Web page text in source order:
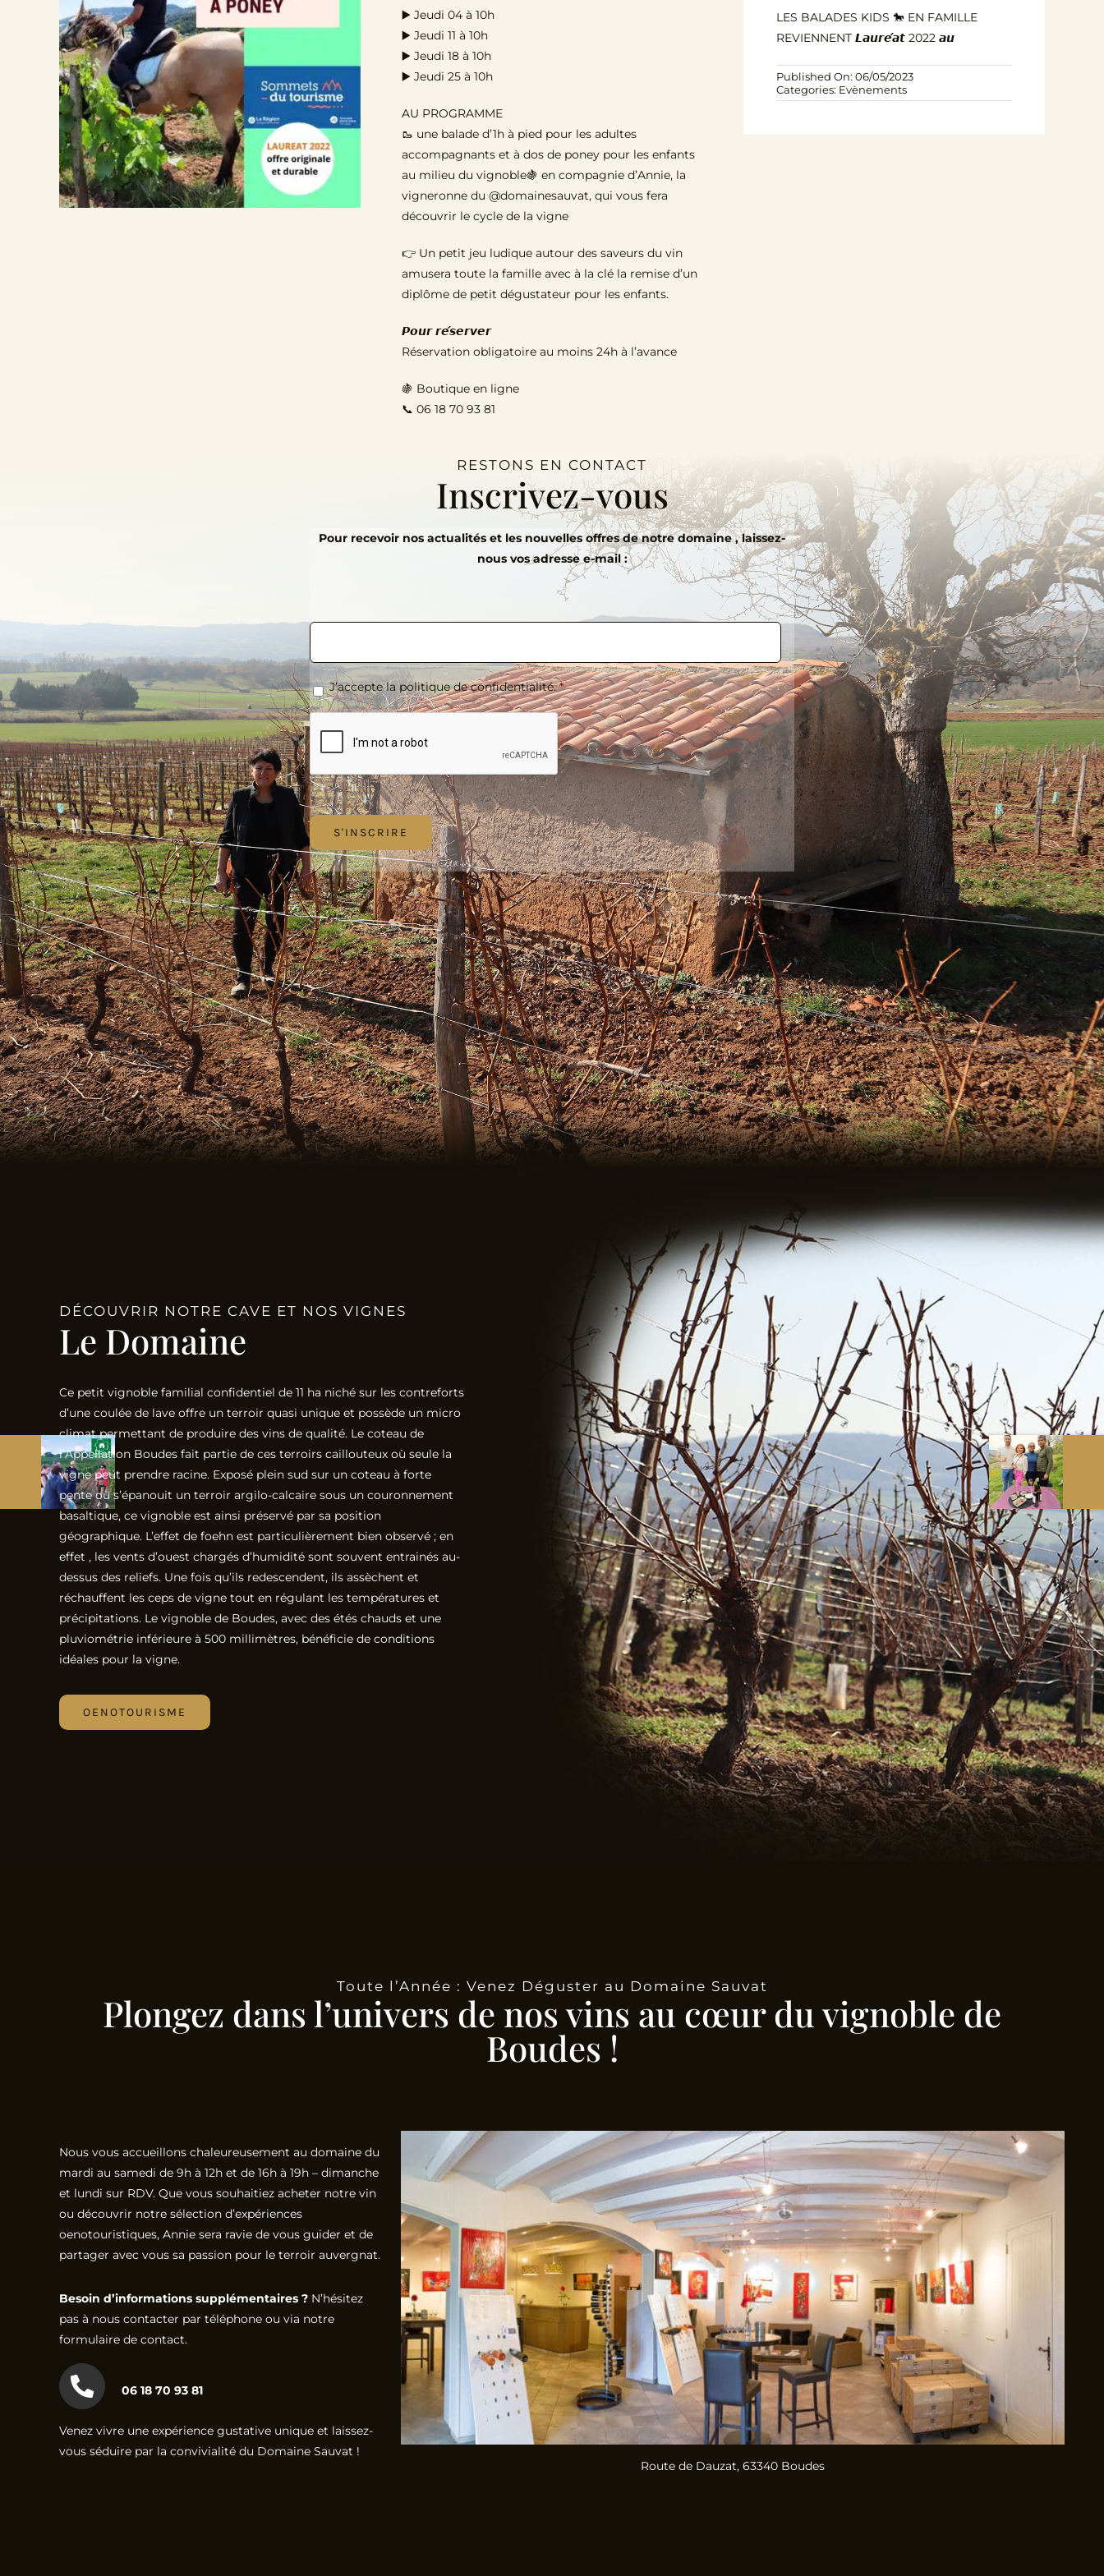
▶️ Jeudi 04 à 10h
▶️ Jeudi 11 à 10h
▶️ Jeudi 18 à 10h
▶️ Jeudi 25 à 10h
AU PROGRAMME
🥾 une balade d’1h à pied pour les adultes
accompagnants et à dos de poney pour les enfants
au milieu du vignoble🍇 en compagnie d’Annie, la
vigneronne du @domainesauvat, qui vous fera
découvrir le cycle de la vigne
👉 Un petit jeu ludique autour des saveurs du vin
amusera toute la famille avec à la clé la remise d’un
diplôme de petit dégustateur pour les enfants.
𝙋𝙤𝙪𝙧 𝙧𝙚́𝙨𝙚𝙧𝙫𝙚𝙧
Réservation obligatoire au moins 24h à l’avance
🍇 Boutique en ligne
📞 06 18 70 93 81
LES BALADES KIDS 🐎 EN FAMILLE
REVIENNENT 𝙇𝙖𝙪𝙧𝙚́𝙖𝙩 2022 𝙖𝙪
Published On: 06/05/2023
Categories: Evènements
RESTONS EN CONTACT
Inscrivez-vous
Pour recevoir nos actualités et les nouvelles offres de notre domaine , laissez-
nous vos adresse e-mail :
E-
RGPD *
J’accepte la politique de confidentialité. *
DÉCOUVRIR NOTRE CAVE ET NOS VIGNES
Le Domaine
Ce petit vignoble familial confidentiel de 11 ha niché sur les contreforts
d’une coulée de lave offre un terroir quasi unique et possède un micro
climat permettant de produire des vins de qualité. Le coteau de
l’Appellation Boudes fait partie de ces terroirs caillouteux où seule la
vigne peut prendre racine. Exposé plein sud sur un coteau à forte
pente où s’épanouit un terroir argilo-calcaire sous un couronnement
basaltique, ce vignoble est ainsi préservé par sa position
géographique. L’effet de foehn est particulièrement bien observé ; en
effet , les vents d’ouest chargés d’humidité sont souvent entrainés au-
dessus des reliefs. Une fois qu’ils redescendent, ils assèchent et
réchauffent les ceps de vigne tout en régulant les températures et
précipitations. Le vignoble de Boudes, avec des étés chauds et une
pluviométrie inférieure à 500 millimètres, bénéficie de conditions
idéales pour la vigne.
OENOTOURISME
Toute l’Année : Venez Déguster au Domaine Sauvat
Plongez dans l’univers de nos vins au cœur du vignoble de
Boudes !
Nous vous accueillons chaleureusement au domaine du
mardi au samedi de 9h à 12h et de 16h à 19h – dimanche
et lundi sur RDV. Que vous souhaitiez acheter notre vin
ou découvrir notre sélection d’expériences
oenotouristiques, Annie sera ravie de vous guider et de
partager avec vous sa passion pour le terroir auvergnat.
Besoin d’informations supplémentaires ?N’hésitez
pas à nous contacter par téléphone ou via notre
formulaire de contact.
06 18 70 93 81
Venez vivre une expérience gustative unique et laissez-
vous séduire par la convivialité du Domaine Sauvat !
Route de Dauzat, 63340 Boudes